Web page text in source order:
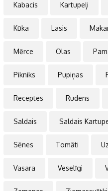
Kabacis Kartupeļi
Kūka Lasis
Mērce Olas
Pikniks Pupiņas
Receptes Rudens
Saldais Saldais
Sēnes Tomāti
Vasara Veselīgi